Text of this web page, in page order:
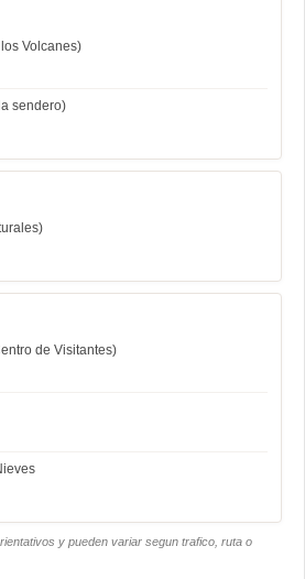
Volcanes)
sendero)
de Visitantes)
y pueden variar segun trafico, ruta o